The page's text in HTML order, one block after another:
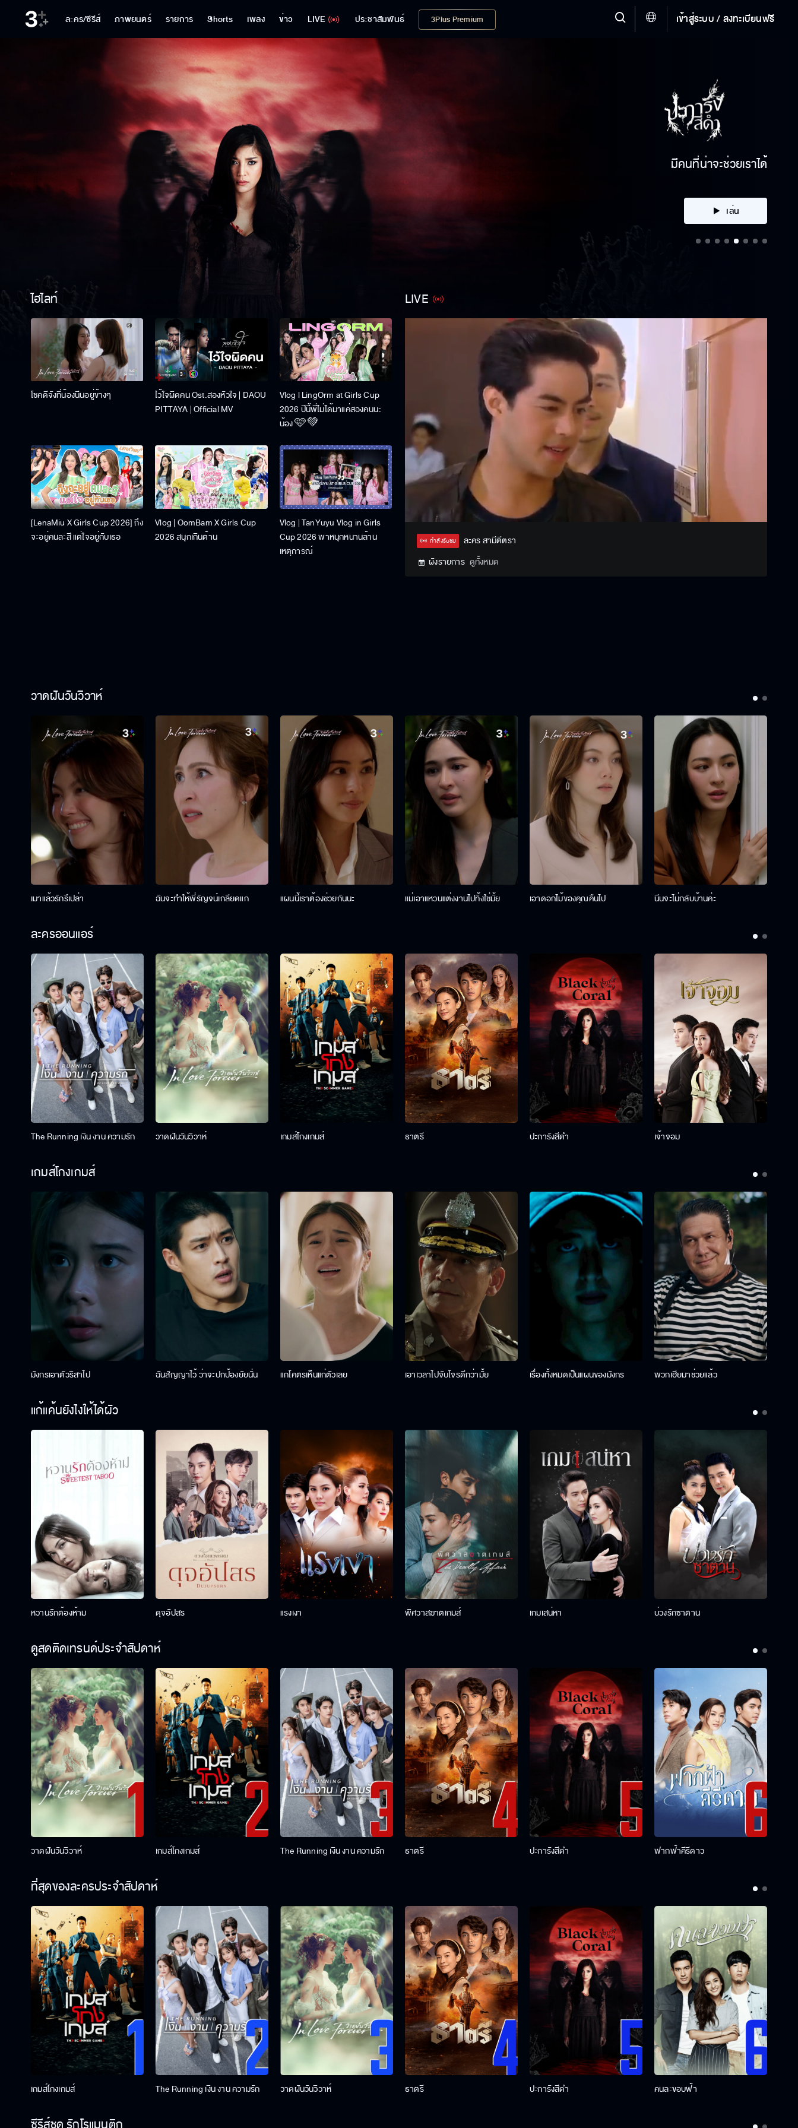
ละคร/ซีรีส์ ภาพยนตร์ รายการ Shorts เพลง ข่าว LIVE ประชาสัมพันธ์ 3Plus Premium เข้าสู่ระบบ / ลงทะเบียนฟรี
คลิก
ไฮไลท์
โชคดีจังที่น้องนีนอยู่ข้างๆ
ไว้ใจผิดคน Ost.สองหัวใจ | DAOU
PITTAYA | Official MV
Vlog l LingOrm at Girls Cup
2026 ปีนี้พี่ไม่ได้มาแค่สองคนนะ
น้อง 🩷💚
[LenaMiu X Girls Cup 2026] ถึง
จะอยู่คนละสี แต่ใจอยู่กับเธอ
Vlog | OomBam X Girls Cup
2026 สนุกเกินต้าน
Vlog | TanYuyu Vlog in Girls
Cup 2026 พาหนุกหนานล้าน
เหตุการณ์
LIVE
UnmuteStream
Type
Settings
กำลังรับชม
ละคร สามีตีตรา
ผังรายการ ดูทั้งหมด
วาดฝันวันวิวาห์
เมาแล้วรักรึเปล่า ฉันจะทำให้พี่รัญจน์เกลียดแก แผนนี้เราต้องช่วยกันนะ แม่เอาแหวนแต่งงานไปทิ้งใช่มั้ย เอาดอกไม้ของคุณคืนไป นีนจะไม่กลับบ้านค่ะ
ละครออนแอร์
The Running เงิน งาน ความรัก วาดฝันวันวิวาห์ เกมส์โกงเกมส์ ธาตรี ปะการังสีดำ เจ้าจอม
เกมส์โกงเกมส์
มังกรเอาตัวริสาไป ฉันสัญญาไว้ ว่าจะปกป้องยัยนั่น แกโคตรเห็นแก่ตัวเลย เอาเวลาไปจับโจรดีกว่ามั้ย เรื่องทั้งหมดเป็นแผนของมังกร พวกเฮียมาช่วยแล้ว
แก้แค้นยังไงให้ได้ผัว
หวานรักต้องห้าม ดุจอัปสร แรงเงา พิศวาสฆาตเกมส์ เกมเสน่หา บ่วงรักซาตาน
ดูสดติดเทรนด์ประจำสัปดาห์
วาดฝันวันวิวาห์ เกมส์โกงเกมส์ The Running เงิน งาน ความรัก ธาตรี ปะการังสีดำ ฟากฟ้าคีรีดาว
ที่สุดของละครประจำสัปดาห์
เกมส์โกงเกมส์ The Running เงิน งาน ความรัก วาดฝันวันวิวาห์ ธาตรี ปะการังสีดำ คนละขอบฟ้า